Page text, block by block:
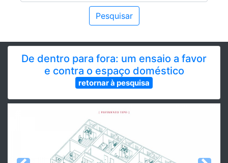
Pesquisar
De dentro para fora: um ensaio a favor
e contra o espaço doméstico
retornar à pesquisa